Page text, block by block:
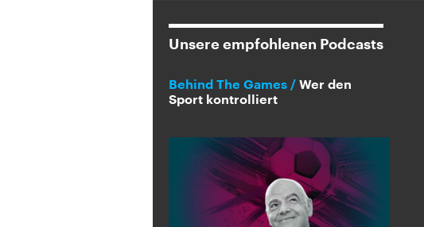
Unsere empfohlenen Podcasts
Behind The Games
Wer den
Sport kontrolliert